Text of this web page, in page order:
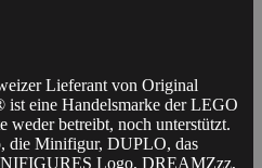
Lieferant von Original
eine Handelsmarke der LEGO
weder betreibt, noch unterstützt.
die Minifigur, DUPLO, das
Logo, DREAMZzz,